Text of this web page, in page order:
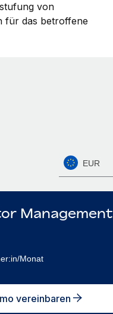
von
für das betroffene
EUR
Management
Monat
vereinbaren